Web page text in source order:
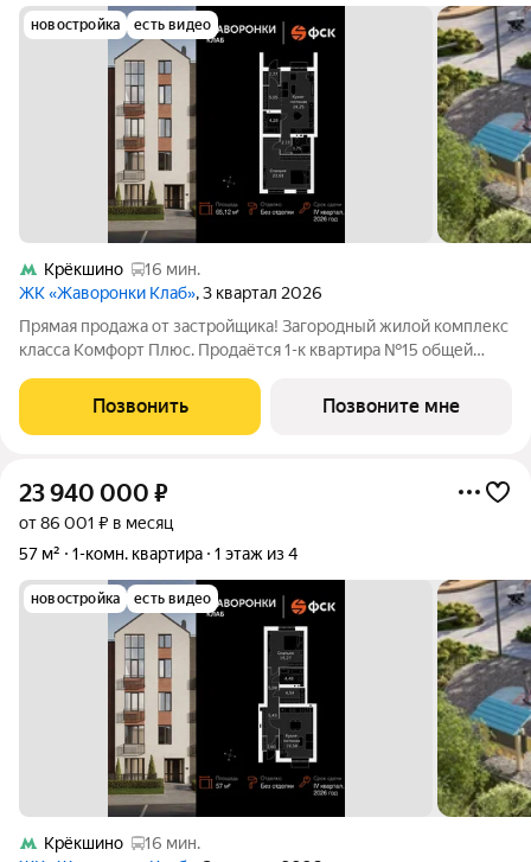
новостройка есть видео
Крёкшино
16 мин.
ЖК «Жаворонки Клаб», 3 квартал 2026
Прямая продажа от застройщика! Загородный жилой комплекс
класса Комфорт Плюс. Продаётся 1-к квартира №15 общей
отделки. Расположение комплекса: Для создания
гармоничного пространства в проекте
Позвонить Позвоните мне
23 940 000 ₽
от 86 001 ₽ в месяц
57 м²
1-комн. квартира 1 этаж из 4
новостройка есть видео
Крёкшино
16 мин.